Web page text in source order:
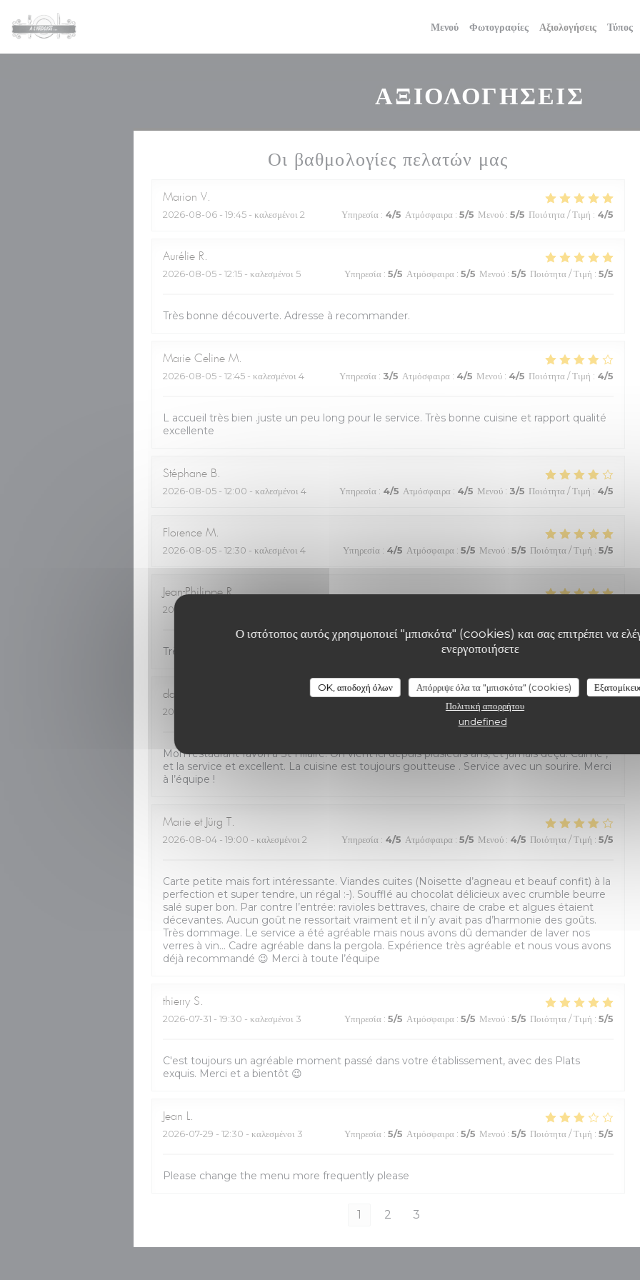
Ο ιστότοπος αυτός χρησιμοποιεί "μπισκότα" (cookies) και σας επιτρέπει να
ενεργοποιήσετε
OK, αποδοχή όλων Απόρριψε όλα τα "μπισκότα" (cookies)
Πολιτική απορρήτου
undefined
Μενού Φωτογραφίες Αξιολογήσεις Τύπος
ΑΞΙΟΛΟΓΉΣΕΙΣ
Οι βαθμολογίες πελατών μας
Marion V
2026-08-06 - 19:45 - καλεσμένοι 2 Υπηρεσία: 4/5 Ατμόσφαιρα: 5/5 Μενού: 5/5 Ποιότητα / Τιμή : 4/5
Aurélie R
2026-08-05 - 12:15 - καλεσμένοι 5 Υπηρεσία: 5/5 Ατμόσφαιρα: 5/5 Μενού: 5/5 Ποιότητα / Τιμή : 5/5
Très bonne découverte. Adresse à recommander.
Marie Celine M
2026-08-05 - 12:45 - καλεσμένοι 4 Υπηρεσία: 3/5 Ατμόσφαιρα: 4/5 Μενού: 4/5 Ποιότητα / Τιμή : 4/5
L accueil très bien .juste un peu long pour le service. Très bonne cuisine et rapport qualité
excellente
Stéphane B
2026-08-05 - 12:00 - καλεσμένοι 4 Υπηρεσία: 4/5 Ατμόσφαιρα: 4/5 Μενού: 3/5 Ποιότητα / Τιμή : 4/5
Florence M
2026-08-05 - 12:30 - καλεσμένοι 4 Υπηρεσία: 4/5 Ατμόσφαιρα: 5/5 Μενού: 5/5 Ποιότητα / Τιμή : 5/5
Jean-Philippe R
2026-08-05
Très bon accueil. Cuisine de qualité
dawn
2026-08-05 Ατμόσφαιρα:5/5 Μενού: 5/5
Mon restaurant favori à St Hilaire. On vient ici depuis plusieurs ans, et jamais déçu. Calme ,
et la service et excellent. La cuisine est toujours goutteuse . Service avec un sourire. Merci
à l’équipe !
Marie et Jürg
2026-08-04 - 19:00 - καλεσμένοι 2 Υπηρεσία: 4/5 Ατμόσφαιρα: 5/5 Μενού: 4/5 Ποιότητα / Τιμή : 5/5
Carte petite mais fort intéressante. Viandes cuites (Noisette d’agneau et beauf confit) à la
perfection et super tendre, un régal :-). Soufflé au chocolat délicieux avec crumble beurre
salé super bon. Par contre l’entrée: ravioles bettraves, chaire de crabe et algues étaient
décevantes. Aucun goût ne ressortait vraiment et il n’y avait pas d’harmonie des goûts.
Très dommage. Le service a été agréable mais nous avons dû demander de laver nos
verres à vin… Cadre agréable dans la pergola. Expérience très agréable et nous vous avons
déjà recommandé 😉 Merci à toute l’équipe
thierry S
2026-07-31 - 19:30 - καλεσμένοι 3 Υπηρεσία: 5/5 Ατμόσφαιρα: 5/5 Μενού: 5/5 Ποιότητα / Τιμή : 5/5
C'est toujours un agréable moment passé dans votre établissement, avec des Plats
exquis. Merci et a bientôt 😉
Jean L
2026-07-29 - 12:30 - καλεσμένοι 3 Υπηρεσία: 5/5 Ατμόσφαιρα: 5/5 Μενού: 5/5 Ποιότητα / Τιμή : 5/5
Please change the menu more frequently please
1 2 3